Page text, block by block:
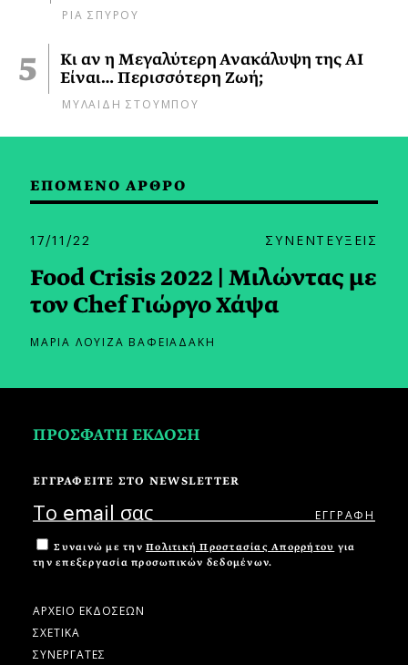
ΡΙΑ ΣΠΥΡΟΥ
Κι αν η Μεγαλύτερη Ανακάλυψη της AI
Είναι… Περισσότερη Ζωή;
ΜΥΛΑΙΔΗ ΣΤΟΥΜΠΟΥ
ΕΠΟΜΕΝΟ ΑΡΘΡΟ
17/11/22 ΣΥΝΕΝΤΕΥΞΕΙΣ
Food Crisis 2022 | Μιλώντας με
τον Chef Γιώργο Χάψα
ΜΑΡΙΑ ΛΟΥΙΖΑ ΒΑΦΕΙΑΔΑΚΗ
ΠΡΟΣΦΑΤΗ ΕΚΔΟΣΗ
ΕΓΓΡΑΦΕΙΤΕ ΣΤΟ NEWSLETTER
Συναινώ με την Πολιτική Προστασίας Απορρήτου για
την επεξεργασία προσωπικών δεδομένων.
ΑΡΧΕΙΟ ΕΚΔΟΣΕΩΝ
ΣΧΕΤΙΚΑ
ΣΥΝΕΡΓΑΤΕΣ